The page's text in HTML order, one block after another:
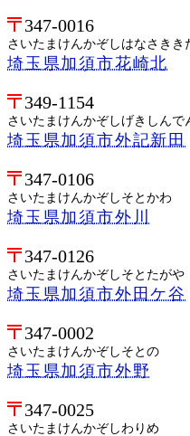
347-0016
さいたまけんかぞしはなさきき
埼玉県加須市花崎北
349-1154
さいたまけんかぞしげきしんで
埼玉県加須市外記新田
347-0106
さいたまけんかぞしそとかわ
埼玉県加須市外川
347-0126
さいたまけんかぞしそとたがや
埼玉県加須市外田ケ谷
347-0002
さいたまけんかぞしそとの
埼玉県加須市外野
347-0025
さいたまけんかぞしわりめ